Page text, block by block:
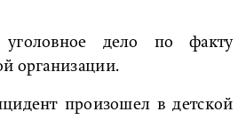
дело по факту
организации.
произошел в детской